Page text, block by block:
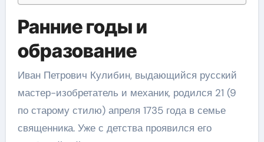
Ранние годы и
образование
Иван Петрович Кулибин, выдающийся русский
мастер-изобретатель и механик, родился 21 (9
по старому стилю) апреля 1735 года в семье
священника. Уже с детства проявился его